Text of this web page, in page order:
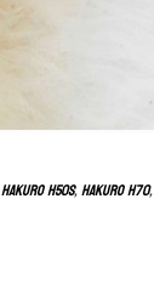
hakuro h50s,hakuro h70,